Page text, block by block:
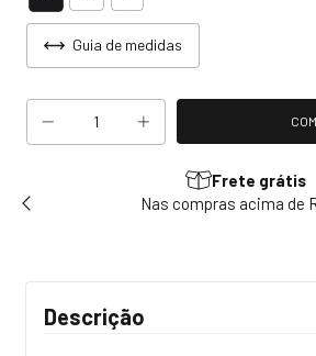
Guia de medidas
Frete grátis
Nas compras acima de
Descrição